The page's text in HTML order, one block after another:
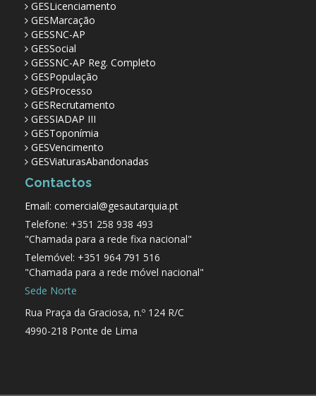
GESLicenciamento
GESMarcação
GESSNC-AP
GESSocial
GESSNC-AP Reg. Completo
GESPopulação
GESProcesso
GESRecrutamento
GESSIADAP III
GESToponímia
GESVencimento
GESViaturasAbandonadas
Contactos
Email: comercial@gesautarquia.pt
Telefone: +351 258 938 493
"Chamada para a rede fixa nacional"
Telemóvel: +351 964 791 516
"Chamada para a rede móvel nacional"
Sede Norte
Rua Praça da Graciosa, n.º 124 R/C
4990-218 Ponte de Lima